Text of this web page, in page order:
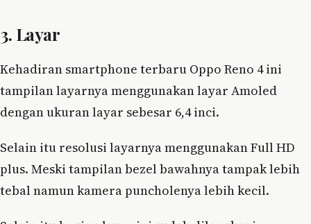
3. Layar
Kehadiran smartphone terbaru Oppo Reno 4 ini
tampilan layarnya menggunakan layar Amoled
dengan ukuran layar sebesar 6,4 inci.
Selain itu resolusi layarnya menggunakan Full HD
plus. Meski tampilan bezel bawahnya tampak lebih
tebal namun kamera puncholenya lebih kecil.